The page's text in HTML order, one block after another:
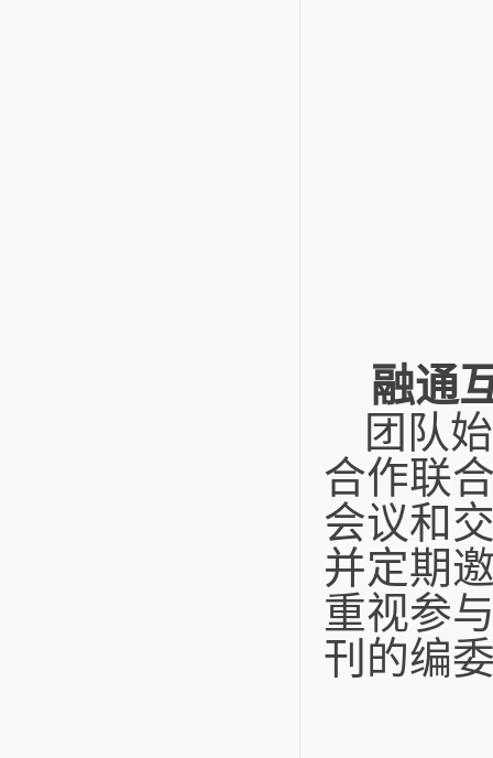
融通
团队
合作联
会议和
并定期
重视参
刊的编